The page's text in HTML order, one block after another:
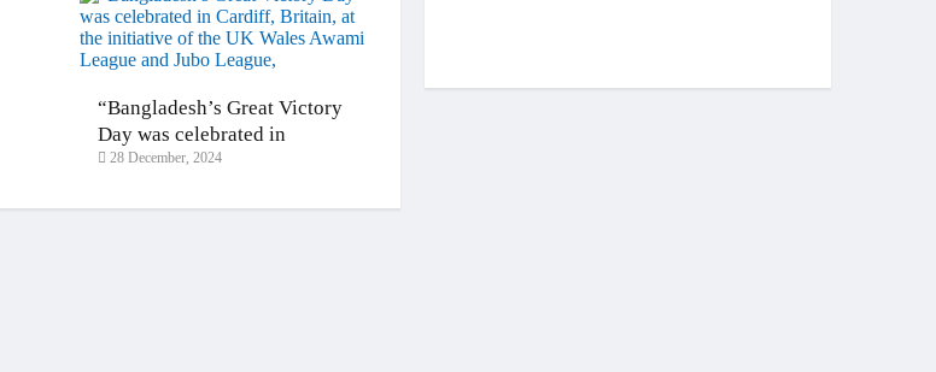
“Bangladesh’s Great Victory
Day was celebrated in
Cardiff, Britain, at the
Awami League and Jubo
28 December, 2024